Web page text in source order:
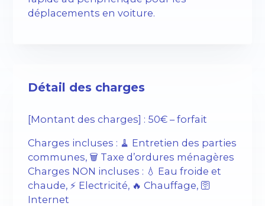
déplacements en voiture.
Détail des charges
[Montant des charges] : 50€ – forfait
Charges incluses : 🧹 Entretien des parties
communes, 🗑️ Taxe d’ordures ménagères
Charges NON incluses : 💧 Eau froide et
chaude, ⚡️ Electricité, 🔥 Chauffage, 🛜
Internet